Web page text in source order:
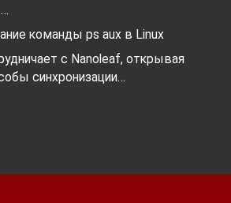
команды ps aux в Linux
с Nanoleaf, открывая
синхронизации…